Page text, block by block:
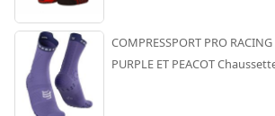
COMPRESSPORT PRO RACING
PURPLE ET PEACOT